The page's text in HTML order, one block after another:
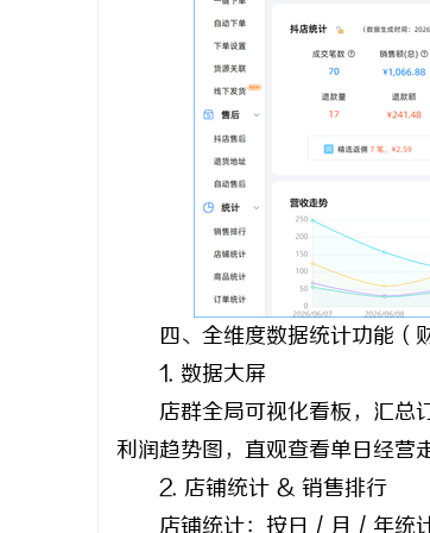
四、全维度数据统计功能（
1. 数据大屏
店群全局可视化看板，汇总订
利润趋势图，直观查看单日经营
2. 店铺统计 & 销售排行
店铺统计：按日 / 月 / 年统计